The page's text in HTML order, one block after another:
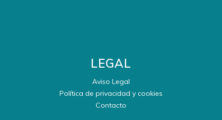
LEGAL
Aviso Legal
Política de privacidad y cookies
Contacto